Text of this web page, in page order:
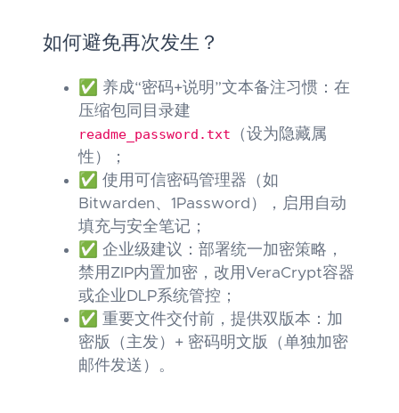
如何避免再次发生？
✅ 养成“密码+说明”文本备注习惯：在
压缩包同目录建
readme_password.txt （设为隐藏属
性）；
✅ 使用可信密码管理器（如
Bitwarden、1Password），启用自动
填充与安全笔记；
✅ 企业级建议：部署统一加密策略，
禁用ZIP内置加密，改用VeraCrypt容器
或企业DLP系统管控；
✅ 重要文件交付前，提供双版本：加
密版（主发）+ 密码明文版（单独加密
邮件发送）。